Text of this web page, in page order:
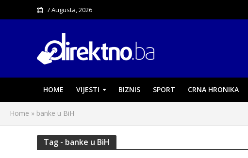
7 Augusta, 2026
HOME VIJESTI BIZNIS SPORT CRNA HRONIKA
Home » banke u BiH
Tag - banke u BiH